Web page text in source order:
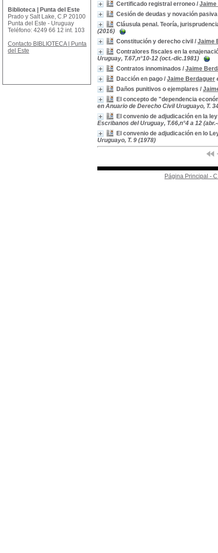
Certificado registral erroneo / Jaime
Cesión de deudas y novación pasiva
Cláusula penal. Teoría,
(2016)
Constitución y derecho civil / Jaime
Contralores fiscales en la
Uruguay, T.67,n°10-12 (oct.-dic.1981)
Contratos innominados / Jaime
Dacción en pago / Jaime Berdaguer
Daños punitivos o ejemplares /
El concepto de "dependencia
en Anuario de Derecho Civil Uruguayo, T.
El convenio de adjudicación en la
Escribanos del Uruguay, T.66,n°4 a 12
El convenio de adjudicación en lo
Uruguayo, T. 9 (1978)
Página Principal -
Biblioteca | Punta del Este
Prado y Salt Lake, C.P 20100
Punta del Este - Uruguay
Teléfono: 4249 66 12 int. 103
Contacto BIBLIOTECA | Punta
del Este